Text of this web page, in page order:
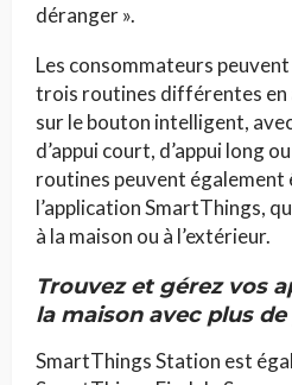
déranger ».
Les consommateurs peuvent
trois routines différentes en
sur le bouton intelligent,
d’appui court, d’appui long
routines peuvent également
l’application SmartThings,
à la maison ou à l’extérieur.
Trouvez et gérez vos
la maison avec plus
SmartThings Station est